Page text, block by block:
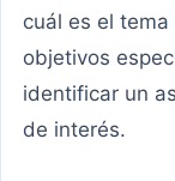
cuál es el
objetivos
identificar un
de interés.